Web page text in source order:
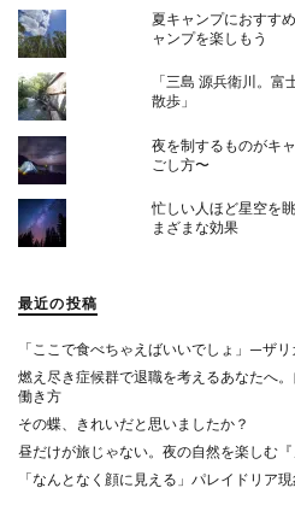
夏キャンプにおすす
ャンプを楽しもう
「三島 源兵衛川。
散歩」
夜を制するものがキ
ごし方〜
忙しい人ほど星空を
まざまな効果
最近の投稿
「ここで食べちゃえばいいでしょ」—ザ
燃え尽き症候群で退職を考えるあなたへ
働き方
その蝶、きれいだと思いましたか？
昼だけが旅じゃない。夜の自然を楽しむ
「なんとなく顔に見える」パレイドリア